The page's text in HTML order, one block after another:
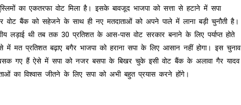
का एकतरफा वोट मिला है। इसके बावजूद भाजपा को सत्ता से हटाने में सपा
वोट बैंक को सहेजने के साथ ही नए मतदाताओं को अपने पाले में लाना बड़ी चुनौती है।
लड़ाई थी तब तक 30 प्रतिशत के आस-पास वोट सरकार बनाने के लिए पर्याप्त होते
प्रतिशत बढ़ाए बगैर भाजपा को हराना सपा के लिए आसान नहीं होगा। इस चुनाव
गए हैं ऐसे में सपा को नजर बसपा के बिखर चुके इसी वोट बैंक के अलावा गैर यादव
का विश्वास जीतने के लिए सपा को अभी बहुत प्रयास करने होंगे।